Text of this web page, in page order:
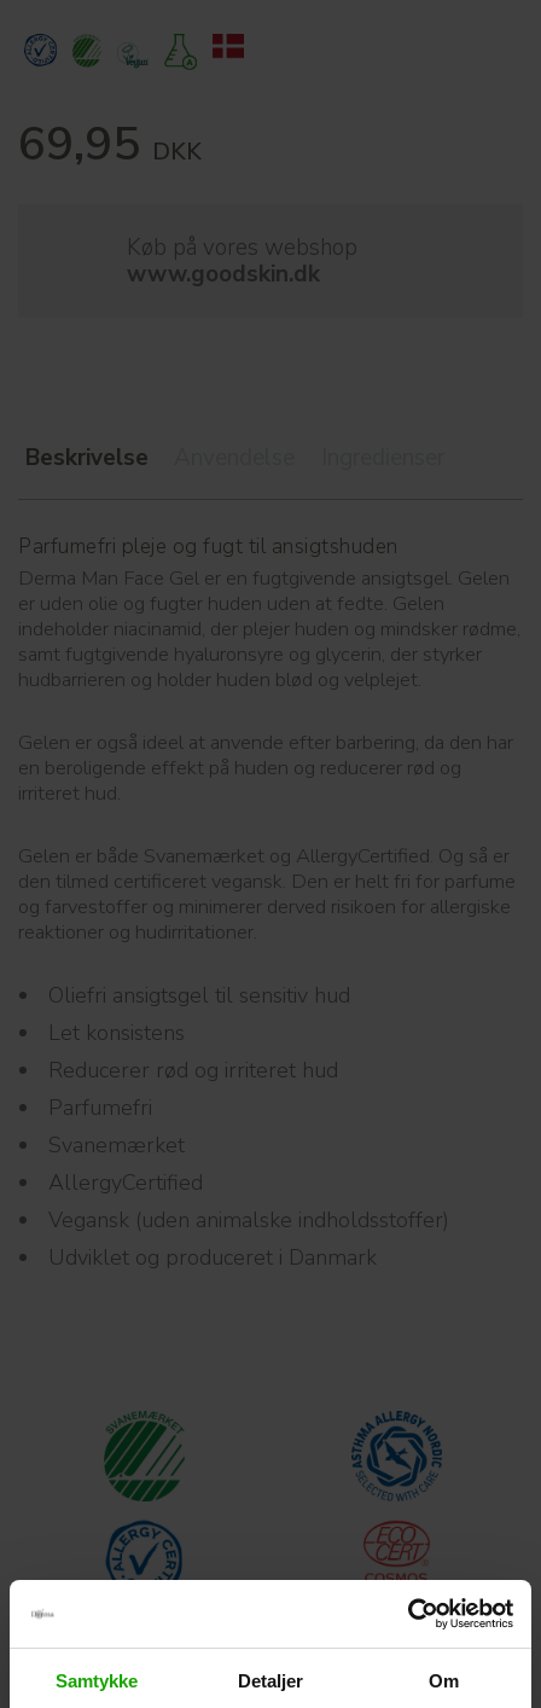
Samtykke Detaljer Om
69,95 DKK
Køb på vores webshop
www.goodskin.dk
Beskrivelse
Parfumefri pleje og fugt til ansigtshuden
Derma Man Face Gel er en fugtgivende ansigtsgel. Gelen
er uden olie og fugter huden uden at fedte. Gelen
indeholder niacinamid, der plejer huden og mindsker rødme,
samt fugtgivende hyaluronsyre og glycerin, der styrker
hudbarrieren og holder huden blød og velplejet.
Gelen er også ideel at anvende efter barbering, da den har
en beroligende effekt på huden og reducerer rød og
irriteret hud.
Gelen er både Svanemærket og AllergyCertified. Og så er
den tilmed certificeret vegansk. Den er helt fri for parfume
og farvestoffer og minimerer derved risikoen for allergiske
reaktioner og hudirritationer.
Oliefri ansigtsgel til sensitiv hud
Let konsistens
Reducerer rød og irriteret hud
Parfumefri
Svanemærket
AllergyCertified
Vegansk (uden animalske indholdsstoffer)
Udviklet og produceret i Danmark